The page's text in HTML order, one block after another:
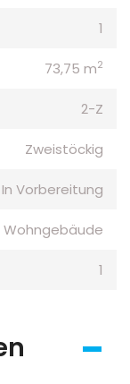
1
73,75 m2
2-Z
Zweistöckig
In Vorbereitung
Wohngebäude
1